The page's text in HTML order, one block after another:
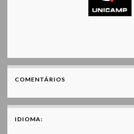
COMENTÁRIOS
IDIOMA: